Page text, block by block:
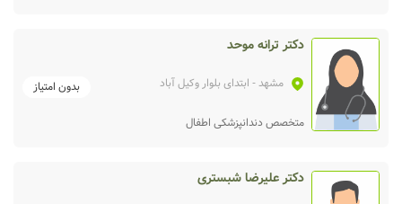
دکتر ترانه موحد
مشهد- ابتدای بلوار وکیل آباد بدون امتیاز
متخصص دندانپزشکی اطفال
دکتر علیرضا شبستری